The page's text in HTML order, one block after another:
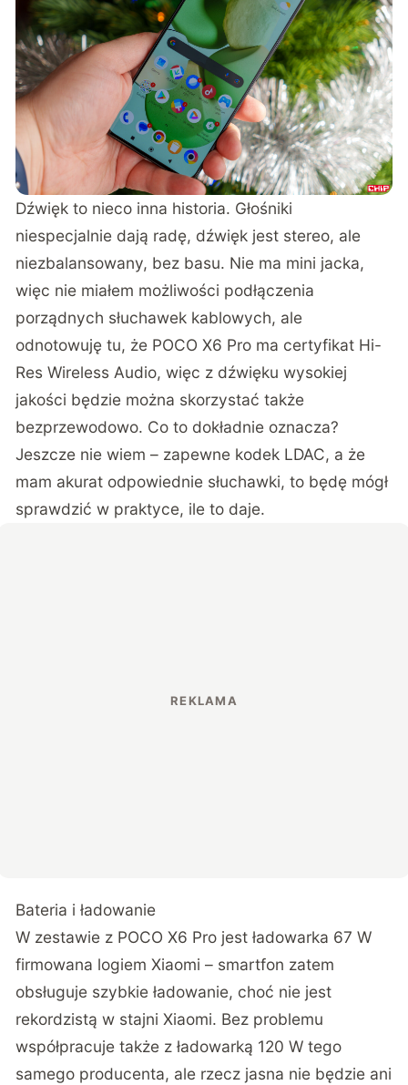
Dźwięk to nieco inna historia. Głośniki
niespecjalnie dają radę, dźwięk jest stereo, ale
niezbalansowany, bez basu. Nie ma mini jacka,
więc nie miałem możliwości podłączenia
porządnych słuchawek kablowych, ale
odnotowuję tu, że POCO X6 Pro ma certyfikat Hi-
Res Wireless Audio, więc z dźwięku wysokiej
jakości będzie można skorzystać także
bezprzewodowo. Co to dokładnie oznacza?
Jeszcze nie wiem – zapewne kodek LDAC, a że
mam akurat odpowiednie słuchawki, to będę mógł
sprawdzić w praktyce, ile to daje.
Bateria i ładowanie
W zestawie z POCO X6 Pro jest ładowarka 67 W
firmowana logiem Xiaomi – smartfon zatem
obsługuje szybkie ładowanie, choć nie jest
rekordzistą w stajni Xiaomi. Bez problemu
współpracuje także z ładowarką 120 W tego
samego producenta, ale rzecz jasna nie będzie ani